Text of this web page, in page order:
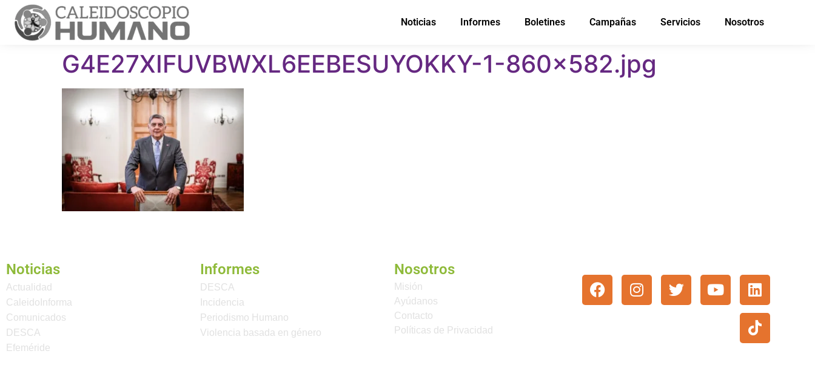
Noticias Informes Boletines Campañas Servicios Nosotros
G4E27XIFUVBWXL6EEBESUYOKKY-1-860×582.jpg
Noticias
Actualidad
CaleidoInforma
Comunicados
DESCA
Efeméride
Informes
DESCA
Incidencia
Periodismo Humano
Violencia basada en género
Nosotros
Misión
Ayúdanos
Contacto
Políticas de Privacidad